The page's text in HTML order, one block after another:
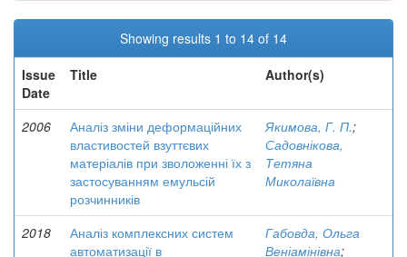
Showing results 1 to 14 of 14
Issue
Date
Title Author(s)
2006
Аналіз зміни деформаційних
властивостей взуттєвих
матеріалів при зволоженні їх з
застосуванням емульсій
розчинників
Якимова, Г. П.;
Садовнікова,
Тетяна
Миколаївна
2018
Аналіз комплексних систем
автоматизації в
Габовда, Ольга
Веніамінівна;